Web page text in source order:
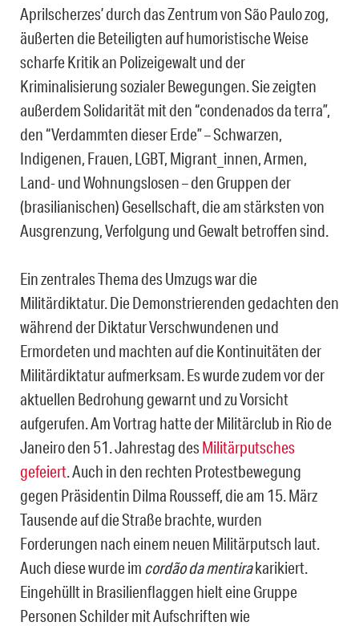
Aprilscherzes’ durch das Zentrum von São Paulo zog,
äußerten die Beteiligten auf humoristische Weise
scharfe Kritik an Polizeigewalt und der
Kriminalisierung sozialer Bewegungen. Sie zeigten
außerdem Solidarität mit den “condenados da terra”,
den “Verdammten dieser Erde” – Schwarzen,
Indigenen, Frauen, LGBT, Migrant_innen, Armen,
Land- und Wohnungslosen – den Gruppen der
(brasilianischen) Gesellschaft, die am stärksten von
Ausgrenzung, Verfolgung und Gewalt betroffen sind.
Ein zentrales Thema des Umzugs war die
Militärdiktatur. Die Demonstrierenden gedachten den
während der Diktatur Verschwundenen und
Ermordeten und machten auf die Kontinuitäten der
Militärdiktatur aufmerksam. Es wurde zudem vor der
aktuellen Bedrohung gewarnt und zu Vorsicht
aufgerufen. Am Vortrag hatte der Militärclub in Rio de
Janeiro den 51. Jahrestag desMilitärputsches
gefeiert. Auch in den rechten Protestbewegung
gegen Präsidentin Dilma Rousseff, die am 15. März
Tausende auf die Straße brachte, wurden
Forderungen nach einem neuen Militärputsch laut.
Auch diese wurde im cordão da mentirakarikiert.
Eingehüllt in Brasilienflaggen hielt eine Gruppe
Personen Schilder mit Aufschriften wie